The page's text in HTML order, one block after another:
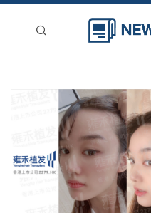
新聞稿分類
登入
刊登